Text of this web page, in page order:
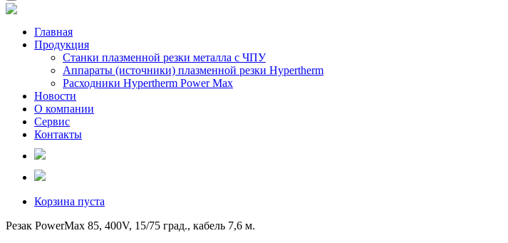
Главная
Продукция
Станки плазменной резки металла с ЧПУ
Аппараты (источники) плазменной резки Hypertherm
Расходники Hypertherm Power Max
Новости
О компании
Сервис
Контакты
Корзина пуста
Резак PowerMax 85, 400V, 15/75 град., кабель 7,6 м.